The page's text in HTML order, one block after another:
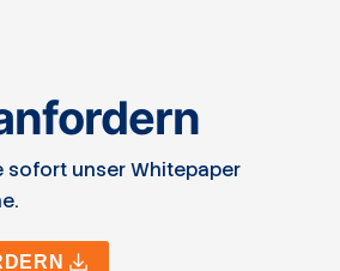
sofort unser Whitepaper